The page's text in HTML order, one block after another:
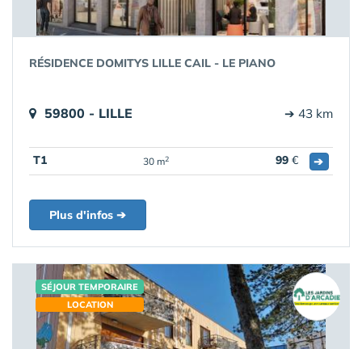
RÉSIDENCE DOMITYS LILLE CAIL - LE PIANO
59800 - LILLE ➔ 43 km
T1 30 m2 99 € ➔
Plus d'infos ➔
SÉJOUR TEMPORAIRE
LOCATION